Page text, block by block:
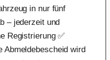
in nur fünf
– jederzeit und
Registrierung ✅
Abmeldebescheid wird